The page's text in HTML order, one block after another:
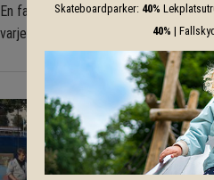
En fantasifull plats förrollek,
varje barn kan känna sig som kapten
Skateboardparker: 40%
40% |